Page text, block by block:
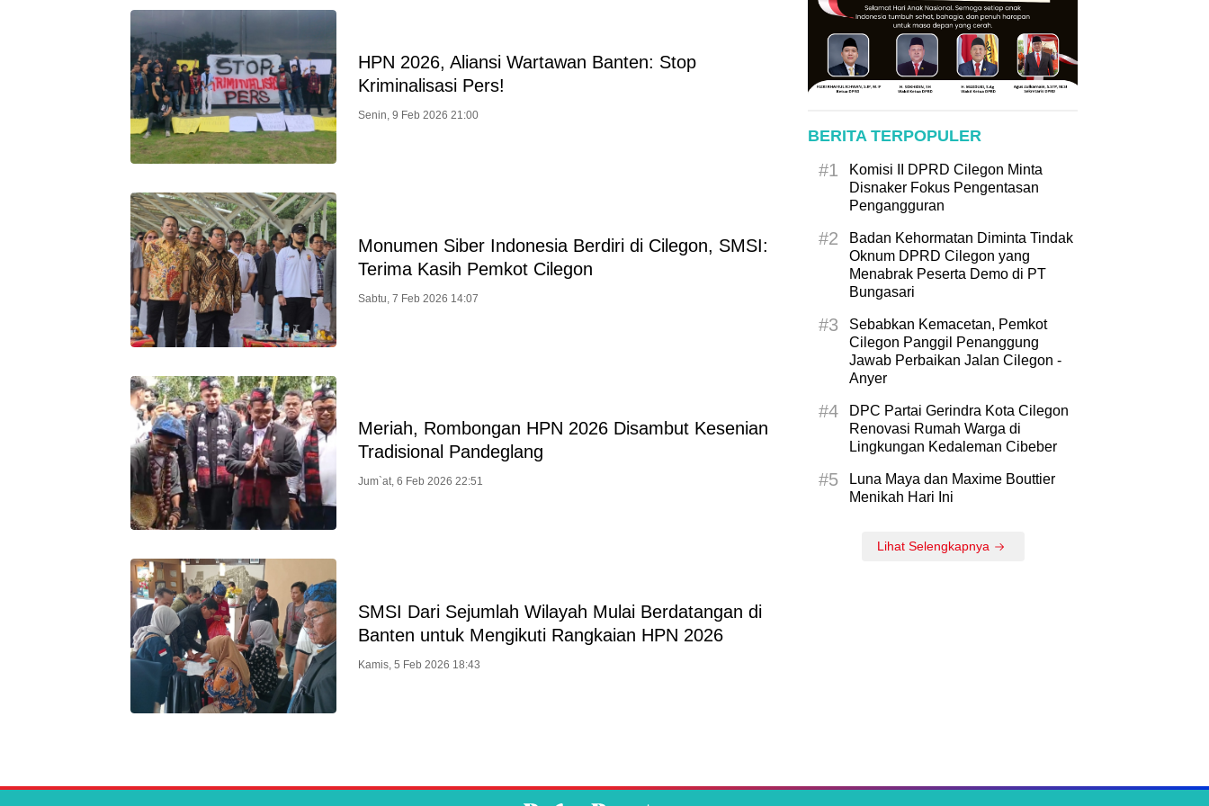
HPN 2026, Aliansi Wartawan Banten: Stop
Kriminalisasi Pers!
Senin, 9 Feb 2026 21:00
Monumen Siber Indonesia Berdiri di Cilegon, SMSI:
Terima Kasih Pemkot Cilegon
Sabtu, 7 Feb 2026 14:07
Meriah, Rombongan HPN 2026 Disambut Kesenian
Tradisional Pandeglang
Jum`at, 6 Feb 2026 22:51
SMSI Dari Sejumlah Wilayah Mulai Berdatangan di
Banten untuk Mengikuti Rangkaian HPN 2026
Kamis, 5 Feb 2026 18:43
BERITA TERPOPULER
#1
Komisi II DPRD Cilegon Minta
Disnaker Fokus Pengentasan
Pengangguran
#2
Badan Kehormatan Diminta Tindak
Oknum DPRD Cilegon yang
Menabrak Peserta Demo di PT
Bungasari
#3
Sebabkan Kemacetan, Pemkot
Cilegon Panggil Penanggung
Jawab Perbaikan Jalan Cilegon -
Anyer
#4
DPC Partai Gerindra Kota Cilegon
Renovasi Rumah Warga di
Lingkungan Kedaleman Cibeber
#5
Luna Maya dan Maxime Bouttier
Menikah Hari Ini
Lihat Selengkapnya